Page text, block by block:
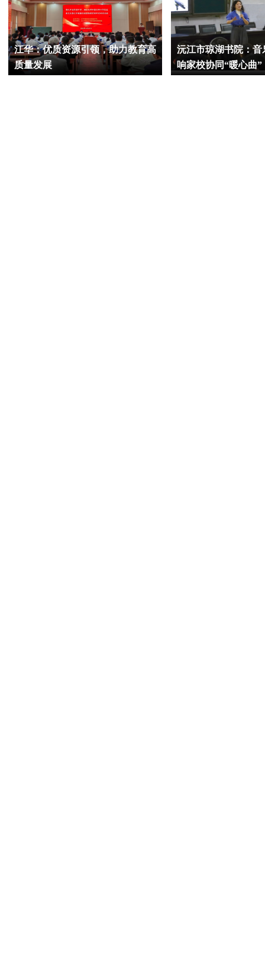
江华：优质资源引领，助力教育高
质量发展
沅江市琼湖书院：音
响家校协同“暖心曲”